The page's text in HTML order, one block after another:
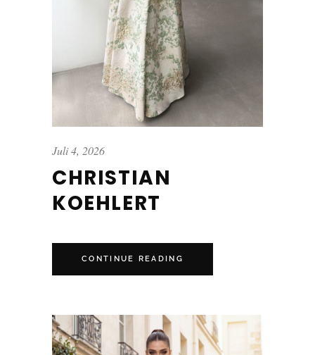
Juli 4, 2026
CHRISTIAN
KOEHLERT
CONTINUE READING